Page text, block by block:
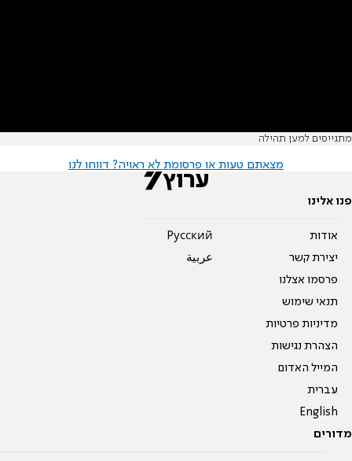
מתגייסים למען תהילה
מצאתם טעות או פרסומת לא ראויה? דווחו לנו
פנו אלינו
אודות
יצירת קשר
פרסמו אצלנו
תנאי שימוש
מדיניות פרטיות
הצהרת נגישות
המייל האדום
עברית
English
Pусский
عربية
מדורים